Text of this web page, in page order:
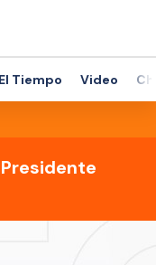
El Tiempo Video